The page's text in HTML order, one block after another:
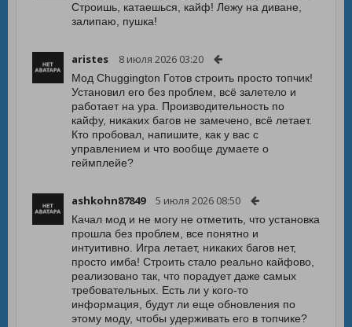
Строишь, катаешься, кайф! Лежу на диване,
залипаю, пушка!
aristes 8 июля 2026 03:20
Мод Chuggington Готов строить просто топчик!
Установил его без проблем, всё залетело и
работает на ура. Производительность по
кайфу, никаких багов не замечено, всё летает.
Кто пробовал, напишите, как у вас с
управлением и что вообще думаете о
геймплейе?
ashkohn87849 5 июля 2026 08:50
Качал мод и не могу не отметить, что установка
прошла без проблем, все понятно и
интуитивно. Игра летает, никаких багов нет,
просто имба! Строить стало реально кайфово,
реализовано так, что порадует даже самых
требовательных. Есть ли у кого-то
информация, будут ли еще обновления по
этому моду, чтобы удерживать его в топчике?